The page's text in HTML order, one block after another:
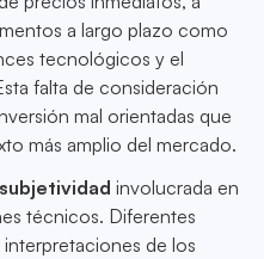
a largo plazo como
tecnológicos y el
falta de consideración
mal orientadas que
más amplio del mercado.
subjetividad involucrada en
técnicos. Diferentes
de los